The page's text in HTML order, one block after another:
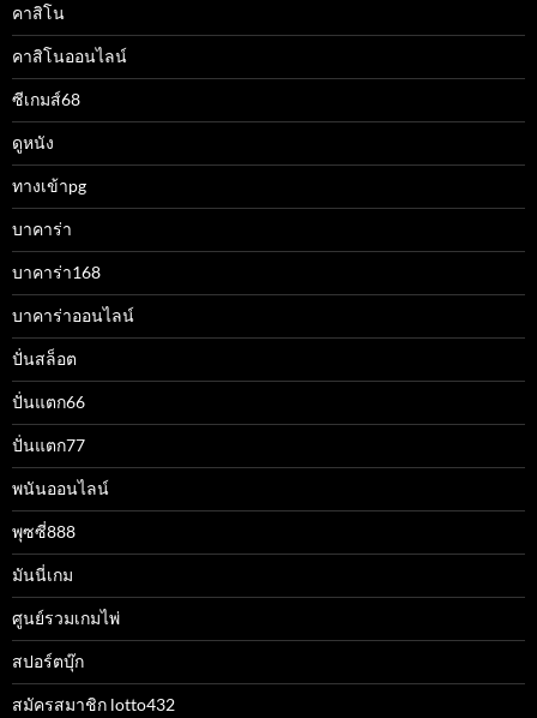
คาสิโน
คาสิโนออนไลน์
ซีเกมส์68
ดูหนัง
ทางเข้าpg
บาคาร่า
บาคาร่า168
บาคาร่าออนไลน์
ปั่นสล็อต
ปั่นแตก66
ปั่นแตก77
พนันออนไลน์
พุซซี่888
มันนี่เกม
ศูนย์รวมเกมไพ่
สปอร์ตบุ๊ก
สมัครสมาชิก lotto432